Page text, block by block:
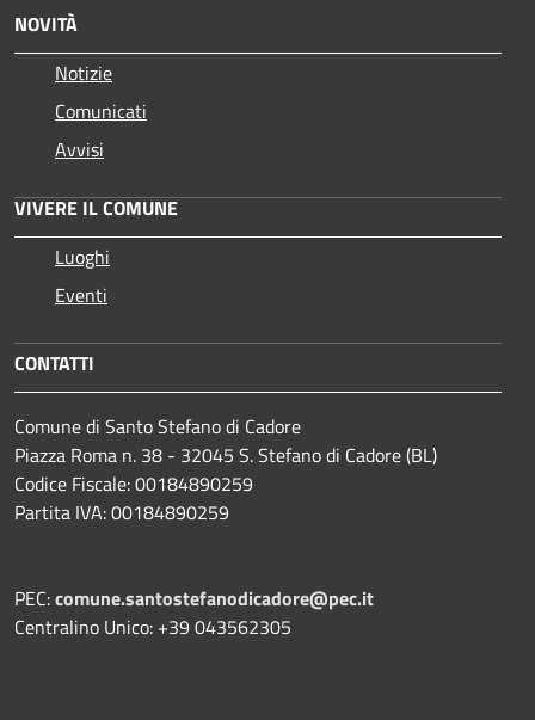
NOVITÀ
Notizie
Comunicati
Avvisi
VIVERE IL COMUNE
Luoghi
Eventi
CONTATTI
Comune di Santo Stefano di Cadore
Piazza Roma n. 38 - 32045 S. Stefano di Cadore (BL)
Codice Fiscale: 00184890259
Partita IVA: 00184890259
PEC:comune.santostefanodicadore@pec.it
Centralino Unico: +39 043562305